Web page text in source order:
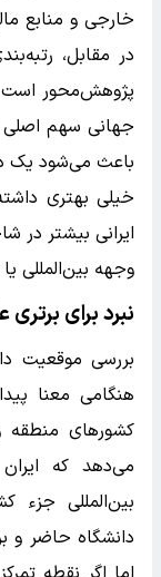
خارجی و منابع
پژوهش‌محور است
جهانی سهم اصلی
خیلی بهتری
ایرانی بیشتر
وجهه بین‌المللی
نبرد برای برتری
بررسی موقعیت
هنگامی معنا
کشورهای منطقه
می‌دهد که
بین‌المللی جزء
دانشگاه حاضر و